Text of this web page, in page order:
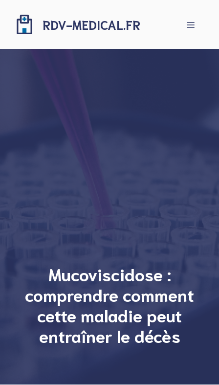
contenu
RDV-MEDICAL.FR Menu
Mucoviscidose :
comprendre comment
cette maladie peut
entraîner le décès